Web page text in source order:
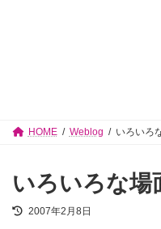
HOME Weblog いろいろ
いろいろな場
最
2007年2月8日